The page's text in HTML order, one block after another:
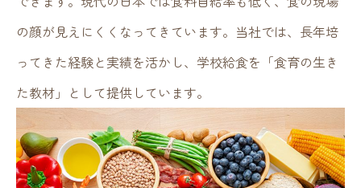
の顔が見えにくくなってきています。当社では、長年培
ってきた経験と実績を活かし、学校給食を「食育の生き
た教材」として提供しています。